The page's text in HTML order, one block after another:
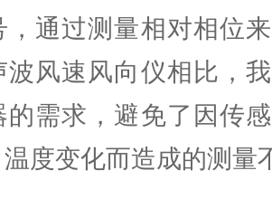
，通过测量相对相位
波风速风向仪相比，
的需求，避免了因传
度变化而造成的测量